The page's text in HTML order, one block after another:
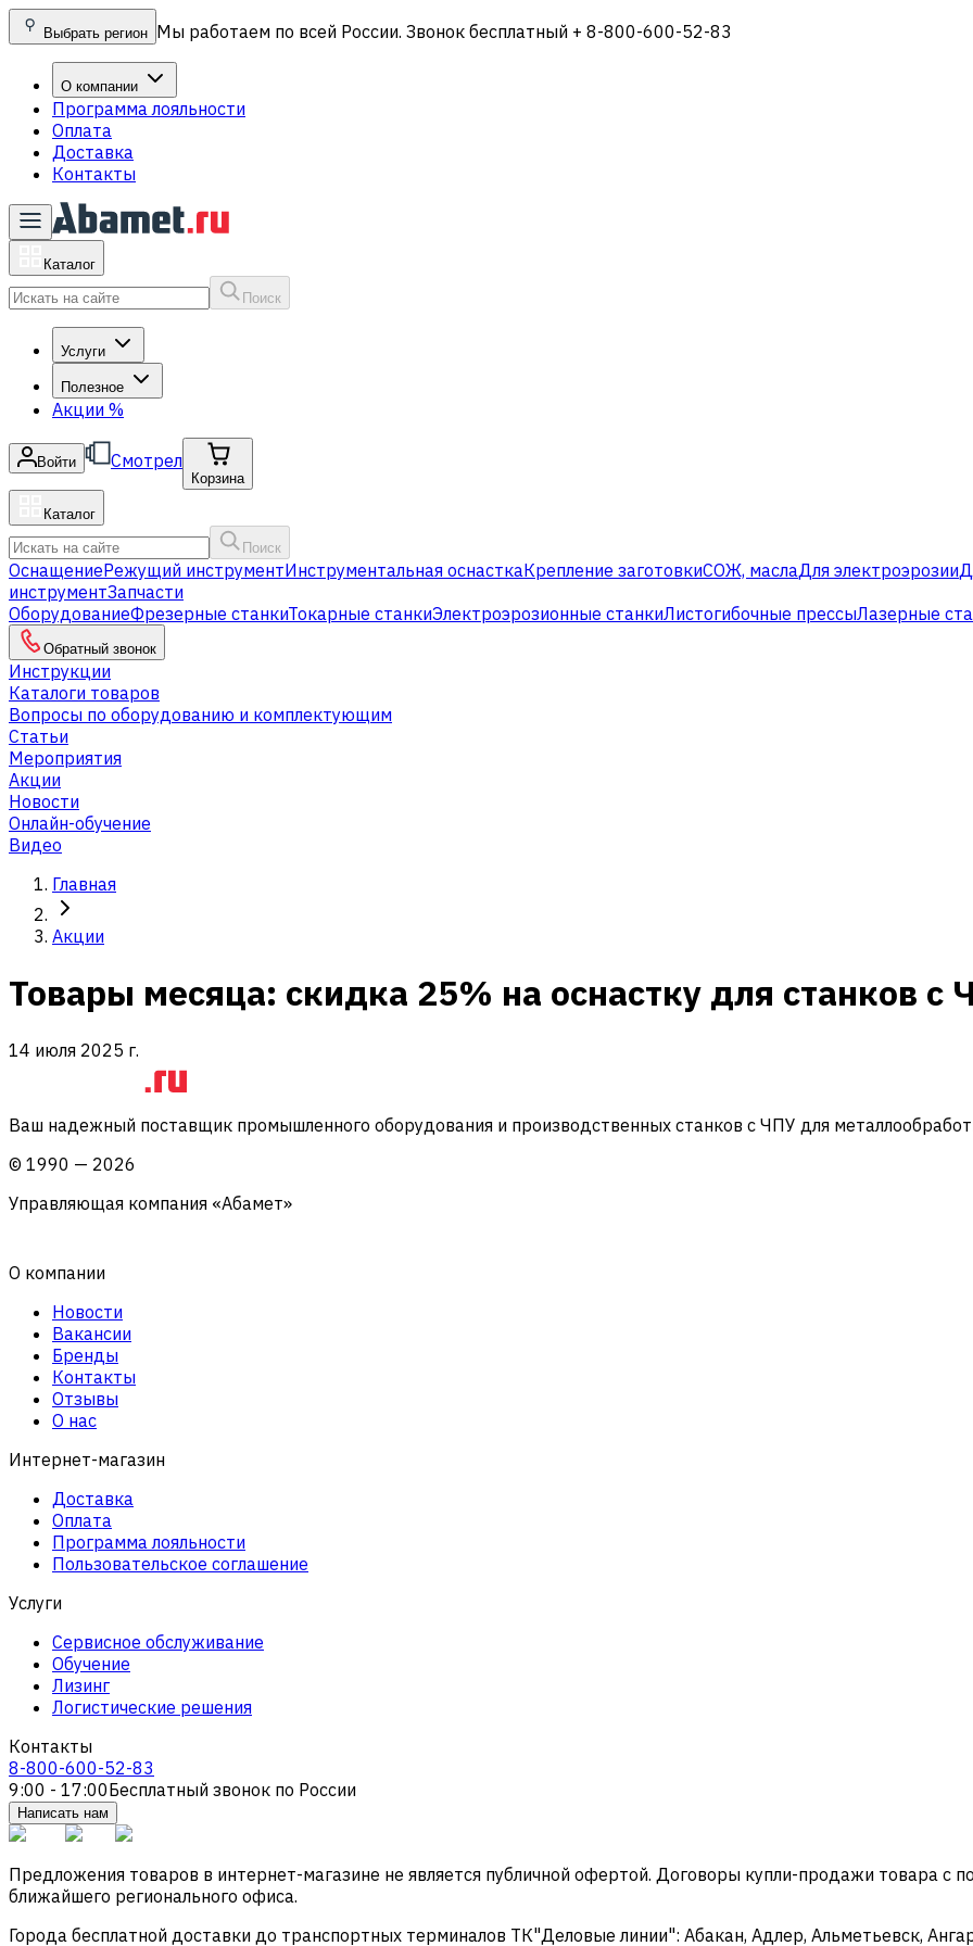
Выбрать регион Мы работаем по всей России. Звонок бесплатный + 8-800-600-52-83
О компании
Программа лояльности
Оплата
Доставка
Контакты
Каталог
Поиск
Услуги
Полезное
Акции %
Войти Смотрел
Корзина
Каталог
Поиск
ОснащениеРежущий инструментИнструментальная оснасткаКрепление заготовкиСОЖ, маслаДля электроэрозии
инструментЗапчасти
ОборудованиеФрезерные станкиТокарные станкиЭлектроэрозионные станкиЛистогибочные прессыЛазерные
Обратный звонок
Инструкции
Каталоги товаров
Вопросы по оборудованию и комплектующим
Статьи
Мероприятия
Акции
Новости
Онлайн-обучение
Видео
Главная
Акции
Товары месяца: скидка 25% на оснастку для станков с
14 июля 2025 г.
Ваш надежный поставщик промышленного оборудования и производственных станков с ЧПУ для
© 1990 — 2026
Управляющая компания «Абамет»
О компании
Новости
Вакансии
Бренды
Контакты
Отзывы
О нас
Интернет-магазин
Доставка
Оплата
Программа лояльности
Пользовательское соглашение
Услуги
Сервисное обслуживание
Обучение
Лизинг
Логистические решения
Контакты
8-800-600-52-83
9:00 - 17:00Бесплатный звонок по России
Написать нам
Предложения товаров в интернет-магазине не является публичной офертой. Договоры купли-продажи товара с
ближайшего регионального офиса.
Города бесплатной доставки до транспортных терминалов ТК"Деловые линии": Абакан, Адлер, Альметьевск,